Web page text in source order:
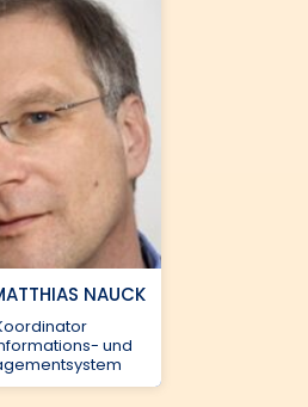
NAUCK
und